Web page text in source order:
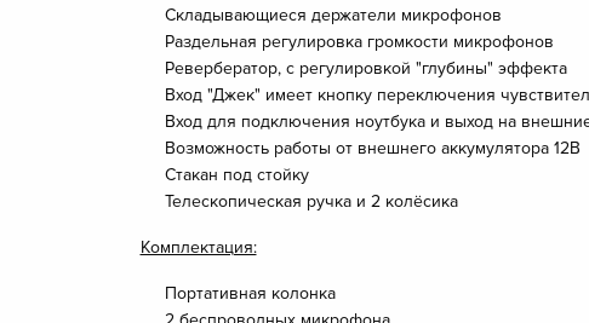
Складывающиеся держатели микрофонов
Раздельная регулировка громкости микрофонов
Ревербератор, с регулировкой "глубины" эффекта
Вход "Джек" имеет кнопку переключения
Вход для подключения ноутбука и выход на
Возможность работы от внешнего аккумулятора 12В
Стакан под стойку
Телескопическая ручка и 2 колёсика
Комплектация:
Портативная колонка